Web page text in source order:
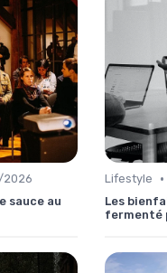
2026
sauce au
Lifestyle •
Les
fermenté